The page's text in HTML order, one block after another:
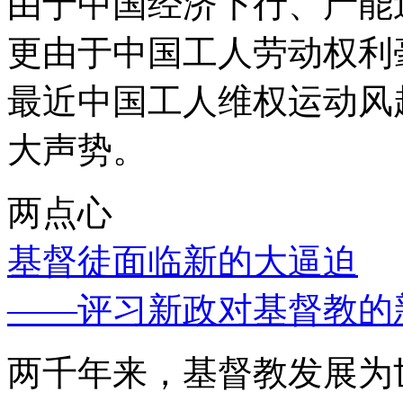
更由于中国工人劳动权
最近中国工人维权运动
大声势。
两点心
基督徒面临新的大逼迫
——评习新政对基督教的
两千年来，基督教发展